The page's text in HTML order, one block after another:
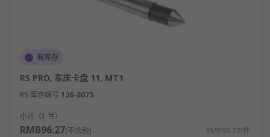
有库存
RS PRO, 车床卡盘 11, MT1
RS 库存编号 136-8075
小计（1 件）
RMB96.27(不含税) RMB96.27/件